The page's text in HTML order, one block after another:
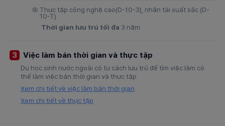
④ Thực tập công nghệ cao(D-10-3), nhân tài xuất sắc (D-
10-T)
Thời gian lưu trú tối đa 3 năm
3 Việc làm bán thời gian và thực tập
Du học sinh nước ngoài có tư cách lưu trú để tìm việc làm có
thể làm việc bán thời gian và thực tập
Xem chi tiết về việc làm bán thời gian
Xem chi tiết về thực tập